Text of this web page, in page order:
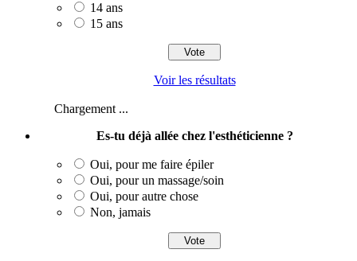
14 ans
15 ans
Voir les résultats
Chargement ...
Es-tu déjà allée chez l'esthéticienne ?
Oui, pour me faire épiler
Oui, pour un massage/soin
Oui, pour autre chose
Non, jamais